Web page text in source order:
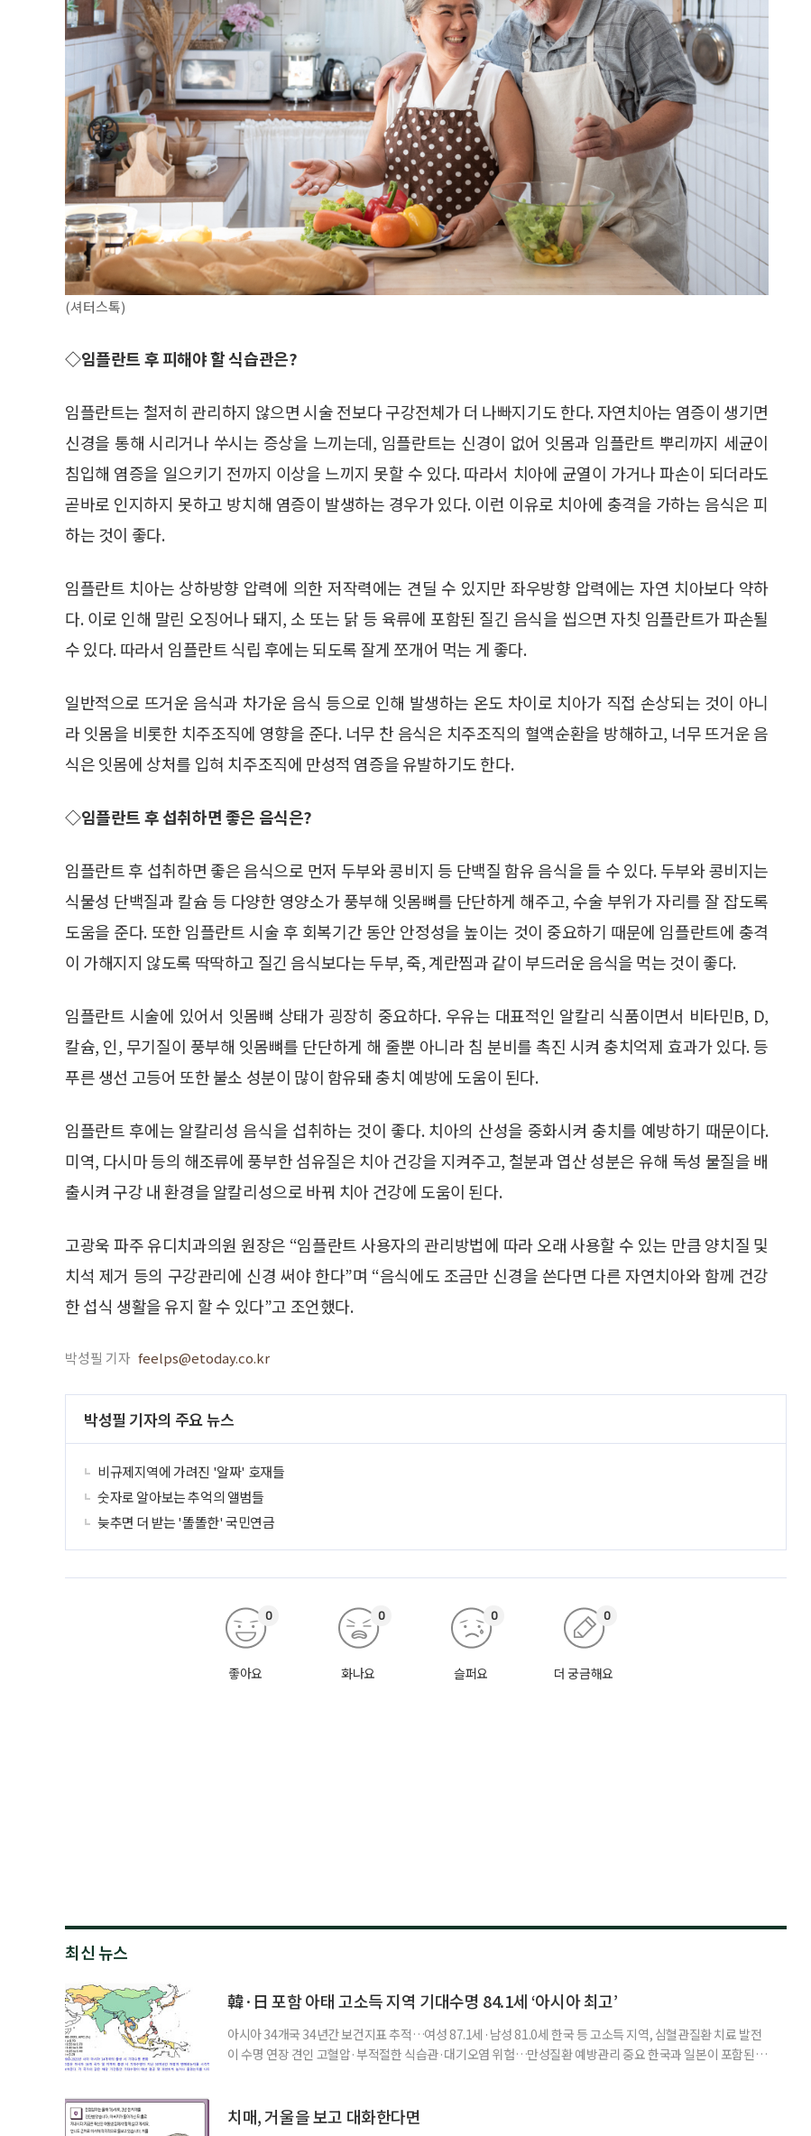
(셔터스톡)
◇임플란트 후 피해야 할 식습관은?
임플란트는 철저히 관리하지 않으면 시술 전보다 구강전체가 더 나빠지기도 한다. 자연치아는 염증이 생기면
신경을 통해 시리거나 쑤시는 증상을 느끼는데, 임플란트는 신경이 없어 잇몸과 임플란트 뿌리까지 세균이
침입해 염증을 일으키기 전까지 이상을 느끼지 못할 수 있다. 따라서 치아에 균열이 가거나 파손이 되더라도
곧바로 인지하지 못하고 방치해 염증이 발생하는 경우가 있다. 이런 이유로 치아에 충격을 가하는 음식은 피
하는 것이 좋다.
임플란트 치아는 상하방향 압력에 의한 저작력에는 견딜 수 있지만 좌우방향 압력에는 자연 치아보다 약하
다. 이로 인해 말린 오징어나 돼지, 소 또는 닭 등 육류에 포함된 질긴 음식을 씹으면 자칫 임플란트가 파손될
수 있다. 따라서 임플란트 식립 후에는 되도록 잘게 쪼개어 먹는 게 좋다.
일반적으로 뜨거운 음식과 차가운 음식 등으로 인해 발생하는 온도 차이로 치아가 직접 손상되는 것이 아니
라 잇몸을 비롯한 치주조직에 영향을 준다. 너무 찬 음식은 치주조직의 혈액순환을 방해하고, 너무 뜨거운 음
식은 잇몸에 상처를 입혀 치주조직에 만성적 염증을 유발하기도 한다.
◇임플란트 후 섭취하면 좋은 음식은?
임플란트 후 섭취하면 좋은 음식으로 먼저 두부와 콩비지 등 단백질 함유 음식을 들 수 있다. 두부와 콩비지는
식물성 단백질과 칼슘 등 다양한 영양소가 풍부해 잇몸뼈를 단단하게 해주고, 수술 부위가 자리를 잘 잡도록
도움을 준다. 또한 임플란트 시술 후 회복기간 동안 안정성을 높이는 것이 중요하기 때문에 임플란트에 충격
이 가해지지 않도록 딱딱하고 질긴 음식보다는 두부, 죽, 계란찜과 같이 부드러운 음식을 먹는 것이 좋다.
임플란트 시술에 있어서 잇몸뼈 상태가 굉장히 중요하다. 우유는 대표적인 알칼리 식품이면서 비타민B, D,
칼슘, 인, 무기질이 풍부해 잇몸뼈를 단단하게 해 줄뿐 아니라 침 분비를 촉진 시켜 충치억제 효과가 있다. 등
푸른 생선 고등어 또한 불소 성분이 많이 함유돼 충치 예방에 도움이 된다.
임플란트 후에는 알칼리성 음식을 섭취하는 것이 좋다. 치아의 산성을 중화시켜 충치를 예방하기 때문이다.
미역, 다시마 등의 해조류에 풍부한 섬유질은 치아 건강을 지켜주고, 철분과 엽산 성분은 유해 독성 물질을 배
출시켜 구강 내 환경을 알칼리성으로 바꿔 치아 건강에 도움이 된다.
고광욱 파주 유디치과의원 원장은 “임플란트 사용자의 관리방법에 따라 오래 사용할 수 있는 만큼 양치질 및
치석 제거 등의 구강관리에 신경 써야 한다”며 “음식에도 조금만 신경을 쓴다면 다른 자연치아와 함께 건강
한 섭식 생활을 유지 할 수 있다”고 조언했다.
박성필 기자 feelps@etoday.co.kr
박성필 기자의 주요 뉴스
비규제지역에 가려진 '알짜' 호재들
숫자로 알아보는 추억의 앨범들
늦추면 더 받는 '똘똘한' 국민연금
좋아요
0
화나요
0
슬퍼요
0
더 궁금해요
0
최신 뉴스
韓·日 포함 아태 고소득 지역 기대수명 84.1세 ‘아시아 최고’
아시아 34개국 34년간 보건지표 추적…여성 87.1세·남성 81.0세 한국 등 고소득 지역, 심혈관질환 치료 발전
이 수명 연장 견인 고혈압·부적절한 식습관·대기오염 위험…만성질환 예방관리 중요 한국과 일본이 포함된 아
분석한 장기 추적 결과를 발표했다. 이번 연구에는 고려대와 경희대를 비롯해 연세대, 워싱턴대 보건계량평
치매, 거울을 보고 대화한다면